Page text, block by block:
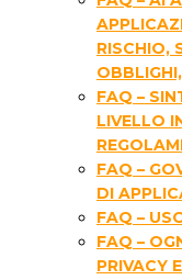
RISCHIO,
FAQ –
LIVELLO
FAQ –
DI
FAQ –
FAQ –
PRIVACY